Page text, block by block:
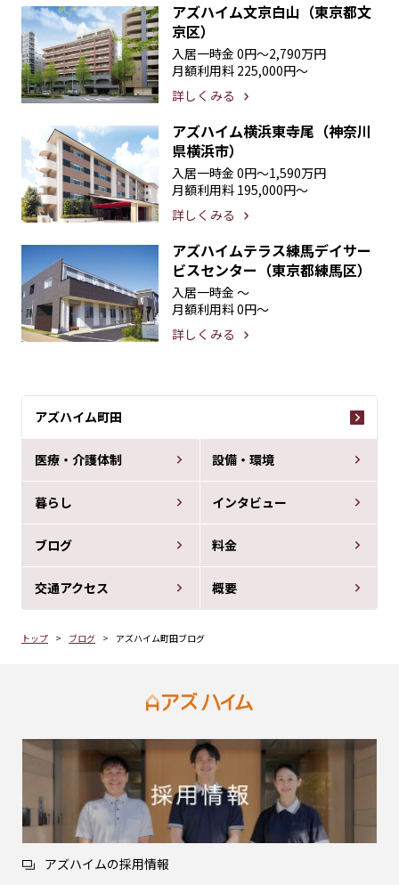
アズハイム町田
医療・介護体制 設備・環境
暮らし インタビュー
ブログ 料金
交通アクセス 概要
トップ ブログ アズハイム町田ブログ
アズハイム文京白山（東京都文
京区）
入居一時金 0円〜2,790万円
月額利用料 225,000円〜
詳しくみる
アズハイム横浜東寺尾（神奈川
県横浜市）
入居一時金 0円〜1,590万円
月額利用料 195,000円〜
詳しくみる
アズハイムテラス練馬デイサー
ビスセンター（東京都練馬区）
入居一時金 〜
月額利用料0円〜
詳しくみる
アズハイムの採用情報